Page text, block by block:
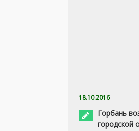
18.10.2016
Горбань
городской